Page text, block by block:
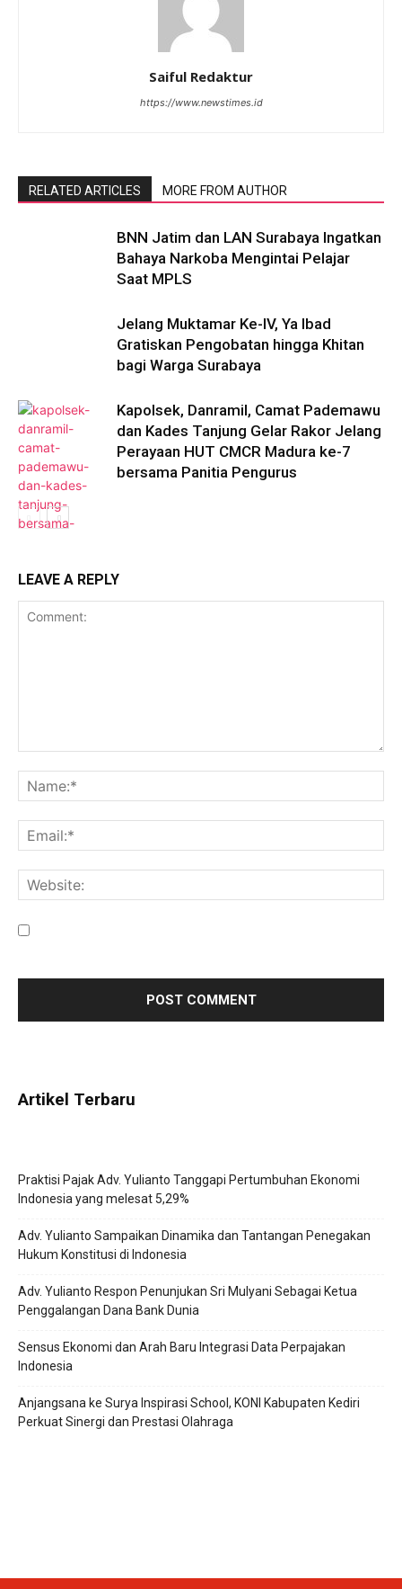
Saiful Redaktur
https://www.newstimes.id
RELATED ARTICLES MORE FROM AUTHOR
BNN Jatim dan LAN Surabaya Ingatkan
Bahaya Narkoba Mengintai Pelajar
Saat MPLS
Jelang Muktamar Ke-IV, Ya Ibad
Gratiskan Pengobatan hingga Khitan
bagi Warga Surabaya
Kapolsek, Danramil, Camat Pademawu
dan Kades Tanjung Gelar Rakor Jelang
Perayaan HUT CMCR Madura ke-7
bersama Panitia Pengurus
LEAVE A REPLY
Artikel Terbaru
Praktisi Pajak Adv. Yulianto Tanggapi Pertumbuhan Ekonomi
Indonesia yang melesat 5,29%
Adv. Yulianto Sampaikan Dinamika dan Tantangan Penegakan
Hukum Konstitusi di Indonesia
Adv. Yulianto Respon Penunjukan Sri Mulyani Sebagai Ketua
Penggalangan Dana Bank Dunia
Sensus Ekonomi dan Arah Baru Integrasi Data Perpajakan
Indonesia
Anjangsana ke Surya Inspirasi School, KONI Kabupaten Kediri
Perkuat Sinergi dan Prestasi Olahraga